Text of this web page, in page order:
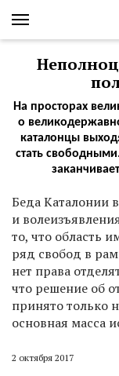
На просторах
о
каталонцы
стать
Беда Каталонии
и
то, что область
ряд свобод в
нет права
что решение об
принято только
основная масса
2 октября 2017